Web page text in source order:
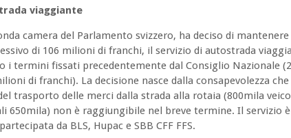
viaggiante
camera del Parlamento svizzero, ha deciso di
di 106 milioni di franchi, il servizio di autostrada
i termini fissati precedentemente dal Consiglio Nazionale
di franchi). La decisione nasce dalla consapevolezza che
trasporto delle merci dalla strada alla rotaia (800mila
non è raggiungibile nel breve termine. Il servizio è
da BLS, Hupac e SBB CFF FFS.